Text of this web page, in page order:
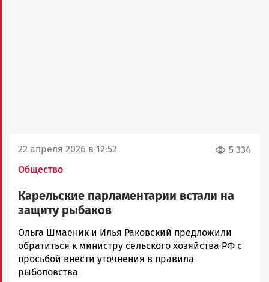
22 апреля 2026 в 12:52
Общество
5 334
Карельские парламентарии встали на
защиту рыбаков
Екатерина
Желу…
Новости
Петрозаводска
Ольга Шмаеник и Илья Раковский предложили
обратиться к министру сельского хозяйства РФ с
просьбой внести уточнения в правила
рыболовства